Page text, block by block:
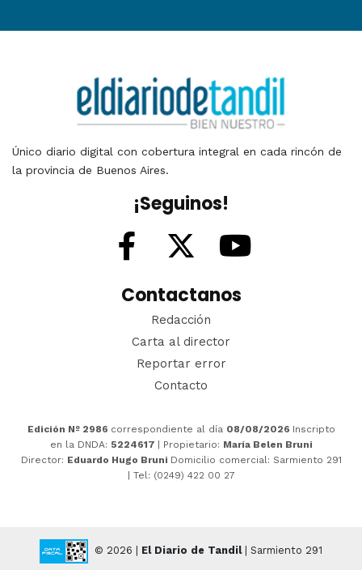
Único diario digital con cobertura integral en cada rincón de
la provincia de Buenos Aires.
¡Seguinos!
Contactanos
Redacción
Carta al director
Reportar error
Contacto
Edición Nº 2986 correspondiente al día 08/08/2026 Inscripto
en la DNDA: 5224617 | Propietario: María Belen Bruni
Director: Eduardo Hugo Bruni Domicilio comercial: Sarmiento 291
| Tel: (0249) 422 00 27
© 2026 | El Diario de Tandil| Sarmiento 291